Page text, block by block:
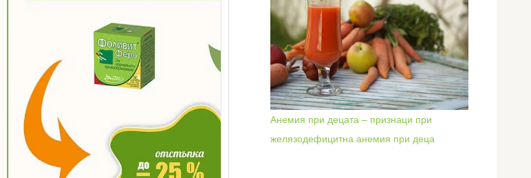
Анемия при децата – признаци при
желязодефицитна анемия при деца